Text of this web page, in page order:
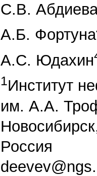
С.В.
А.Б. Фортуна
А.С. Юдахин
1Институт
им. А.А.
Россия